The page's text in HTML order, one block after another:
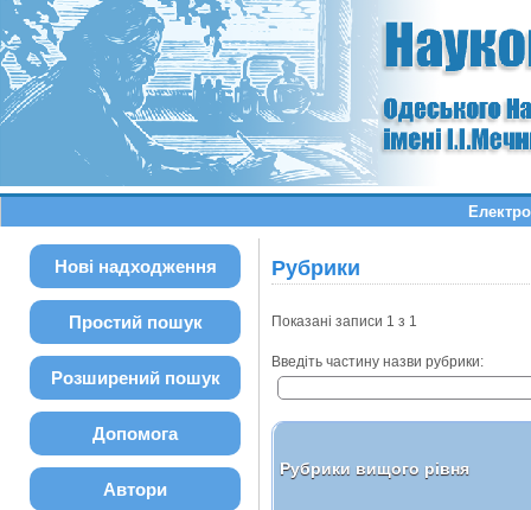
Нові надходження
Простий пошук
Розширений пошук
Допомога
Автори
Рубрики
Показані записи 1 з 1
Введіть частину назви рубрики:
Рубрики вищого рівня